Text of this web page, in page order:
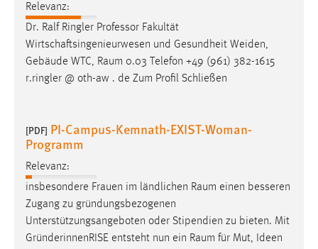
Relevanz:
Dr. Ralf Ringler Professor Fakultät
Wirtschaftsingenieurwesen und Gesundheit Weiden,
Gebäude WTC, Raum 0.03 Telefon +49 (961) 382-1615
r.ringler @ oth-aw . de Zum Profil Schließen
[PDF] PI-Campus-Kemnath-EXIST-Woman-
Programm
Relevanz:
insbesondere Frauen im ländlichen Raum einen besseren
Zugang zu gründungsbezogenen
Unterstützungsangeboten oder Stipendien zu bieten. Mit
GründerinnenRISE entsteht nun ein Raum für Mut, Ideen
Google Ads
Name:
_gcl_au
Zweck:
Conversion-Tracking
Cookie Laufzeit:
3 Monate
Facebook Pixel